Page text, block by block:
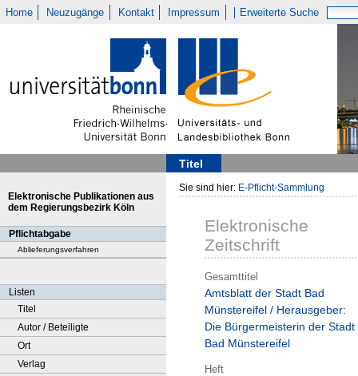
Home Neuzugänge Kontakt Impressum Erweiterte Suche
Titel
Elektronische Publikationen aus
dem Regierungsbezirk Köln
Pflichtabgabe
Ablieferungsverfahren
Listen
Titel
Autor / Beteiligte
Ort
Verlag
Sie sind hier: E-Pflicht-Sammlung
Elektronische
Zeitschrift
Gesamttitel
Amtsblatt der Stadt Bad
Münstereifel / Herausgeber:
Die Bürgermeisterin der Stadt
Bad Münstereifel
Heft